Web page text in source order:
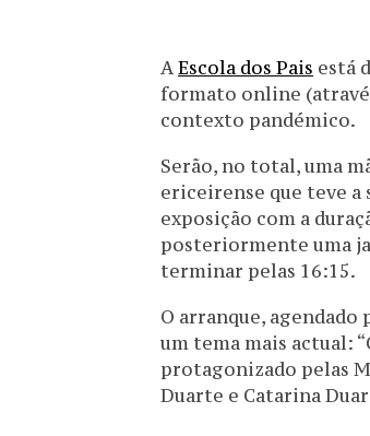
AEscola dos Pais está
formato online
contexto pandémico.
Serão, no total, uma
ericeirense que teve a
exposição com a
posteriormente uma
terminar pelas 16:15.
O arranque, agendado
um tema mais actual:
protagonizado pelas
Duarte e Catarina